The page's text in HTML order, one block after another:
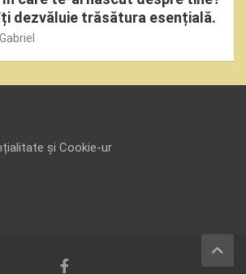
dezvăluie trăsătura esențială.
și Cookie-ur